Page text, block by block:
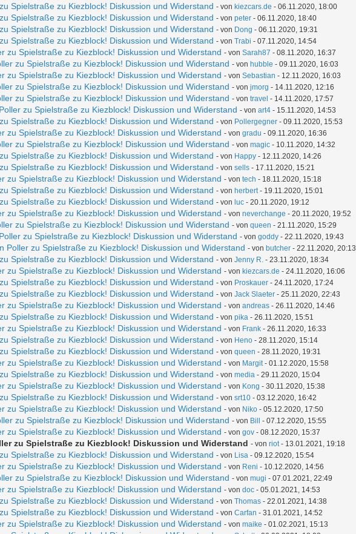
Spielstraße zu Kiezblock! Diskussion und Widerstand - von kiezcars.de - 06.11.2020, 18:00
Spielstraße zu Kiezblock! Diskussion und Widerstand - von peter - 06.11.2020, 18:40
Spielstraße zu Kiezblock! Diskussion und Widerstand - von Dong - 06.11.2020, 19:31
Spielstraße zu Kiezblock! Diskussion und Widerstand - von Trabi - 07.11.2020, 14:54
zu Spielstraße zu Kiezblock! Diskussion und Widerstand - von Sarah87 - 08.11.2020, 16:37
zu Spielstraße zu Kiezblock! Diskussion und Widerstand - von hubble - 09.11.2020, 16:03
zu Spielstraße zu Kiezblock! Diskussion und Widerstand - von Sebastian - 12.11.2020, 16:03
zu Spielstraße zu Kiezblock! Diskussion und Widerstand - von jmorg - 14.11.2020, 12:16
zu Spielstraße zu Kiezblock! Diskussion und Widerstand - von travel - 14.11.2020, 17:57
zu Spielstraße zu Kiezblock! Diskussion und Widerstand - von art4 - 15.11.2020, 14:53
Spielstraße zu Kiezblock! Diskussion und Widerstand - von Pollergegner - 09.11.2020, 15:53
zu Spielstraße zu Kiezblock! Diskussion und Widerstand - von gradu - 09.11.2020, 16:36
zu Spielstraße zu Kiezblock! Diskussion und Widerstand - von magic - 10.11.2020, 14:32
Spielstraße zu Kiezblock! Diskussion und Widerstand - von Happy - 12.11.2020, 14:26
Spielstraße zu Kiezblock! Diskussion und Widerstand - von sells - 17.11.2020, 15:21
zu Spielstraße zu Kiezblock! Diskussion und Widerstand - von tech - 18.11.2020, 15:18
Spielstraße zu Kiezblock! Diskussion und Widerstand - von herbert- 19.11.2020, 15:01
Spielstraße zu Kiezblock! Diskussion und Widerstand - von luc - 20.11.2020, 19:12
zu Spielstraße zu Kiezblock! Diskussion und Widerstand - von neverchange - 20.11.2020, 19:52
zu Spielstraße zu Kiezblock! Diskussion und Widerstand - von queen - 21.11.2020, 15:29
zu Spielstraße zu Kiezblock! Diskussion und Widerstand - von goddy - 22.11.2020, 19:43
Poller zu Spielstraße zu Kiezblock! Diskussion und Widerstand - von butcher - 22.11.2020, 20:13
Spielstraße zu Kiezblock! Diskussion und Widerstand - von Jenny R. - 23.11.2020, 18:34
zu Spielstraße zu Kiezblock! Diskussion und Widerstand - von kiezcars.de - 24.11.2020, 16:06
Spielstraße zu Kiezblock! Diskussion und Widerstand - von Proskauer - 24.11.2020, 17:24
Spielstraße zu Kiezblock! Diskussion und Widerstand - von Jack Slaeter - 25.11.2020, 22:43
zu Spielstraße zu Kiezblock! Diskussion und Widerstand - von andreas - 26.11.2020, 14:46
Spielstraße zu Kiezblock! Diskussion und Widerstand - von pika - 26.11.2020, 15:51
zu Spielstraße zu Kiezblock! Diskussion und Widerstand - von Frank - 26.11.2020, 16:33
Spielstraße zu Kiezblock! Diskussion und Widerstand - von Heno - 28.11.2020, 15:14
Spielstraße zu Kiezblock! Diskussion und Widerstand - von queen - 28.11.2020, 19:31
zu Spielstraße zu Kiezblock! Diskussion und Widerstand - von Margit- 01.12.2020, 15:58
Spielstraße zu Kiezblock! Diskussion und Widerstand - von media - 29.11.2020, 15:04
zu Spielstraße zu Kiezblock! Diskussion und Widerstand - von Kong - 30.11.2020, 15:38
Spielstraße zu Kiezblock! Diskussion und Widerstand - von srt10 - 03.12.2020, 16:42
zu Spielstraße zu Kiezblock! Diskussion und Widerstand - von Niko - 05.12.2020, 17:50
zu Spielstraße zu Kiezblock! Diskussion und Widerstand - von Bill - 07.12.2020, 15:55
zu Spielstraße zu Kiezblock! Diskussion und Widerstand - von gov - 08.12.2020, 15:37
zu Spielstraße zu Kiezblock! Diskussion und Widerstand - von riot- 13.01.2021, 19:18
Spielstraße zu Kiezblock! Diskussion und Widerstand - von Lisa - 09.12.2020, 15:54
zu Spielstraße zu Kiezblock! Diskussion und Widerstand - von Reni - 10.12.2020, 14:56
zu Spielstraße zu Kiezblock! Diskussion und Widerstand - von mugi - 07.01.2021, 22:49
zu Spielstraße zu Kiezblock! Diskussion und Widerstand - von doc - 05.01.2021, 14:53
Spielstraße zu Kiezblock! Diskussion und Widerstand - von Thomas - 22.01.2021, 14:38
Spielstraße zu Kiezblock! Diskussion und Widerstand - von Carfan - 31.01.2021, 14:52
zu Spielstraße zu Kiezblock! Diskussion und Widerstand - von maike - 01.02.2021, 15:13